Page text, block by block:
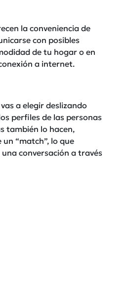
la conveniencia de
con posibles
de tu hogar o en
a internet.
a elegir deslizando
perfiles de las personas
también lo hacen,
“match”, lo que
conversación a través